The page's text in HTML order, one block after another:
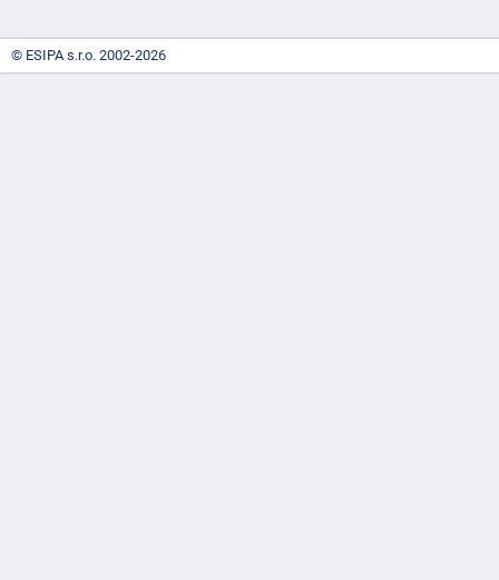
© ESIPA s.r.o. 2002-2026